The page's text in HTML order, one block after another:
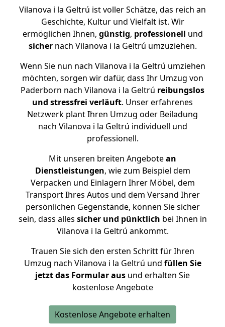
Vilanova i la Geltrú ist voller Schätze, das reich an
Geschichte, Kultur und Vielfalt ist. Wir
ermöglichen Ihnen, günstig, professionell und
sichernach Vilanova i la Geltrú umzuziehen.
Wenn Sie nun nach Vilanova i la Geltrú umziehen
möchten, sorgen wir dafür, dass Ihr Umzug von
Paderborn nach Vilanova i la Geltrú reibungslos
und stressfrei verläuft. Unser erfahrenes
Netzwerk plant Ihren Umzug oder Beiladung
nach Vilanova i la Geltrú individuell und
professionell.
Mit unseren breiten Angebotean
Dienstleistungen, wie zum Beispiel dem
Verpacken und Einlagern Ihrer Möbel, dem
Transport Ihres Autos und dem Versand Ihrer
persönlichen Gegenstände, können Sie sicher
sein, dass alles sicher und pünktlich bei Ihnen in
Vilanova i la Geltrú ankommt.
Trauen Sie sich den ersten Schritt für Ihren
Umzug nach Vilanova i la Geltrú und füllen Sie
jetzt das Formular aus und erhalten Sie
kostenlose Angebote
Kostenlose Angebote erhalten